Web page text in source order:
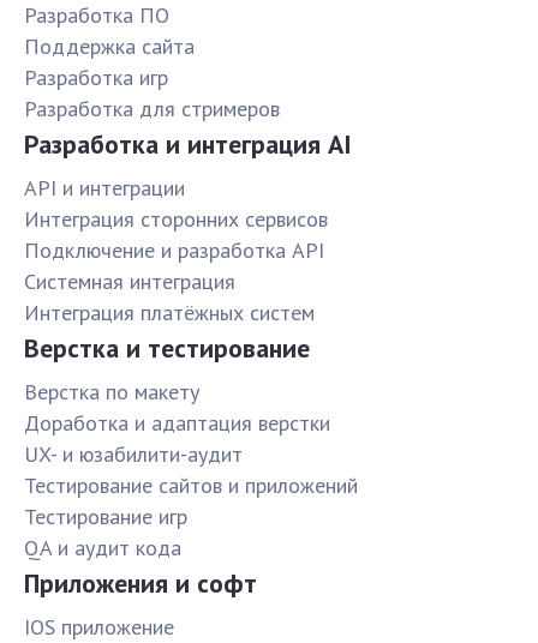
Разработка ПО
Поддержка сайта
Разработка игр
Разработка для стримеров
Разработка и интеграция AI
API и интеграции
Интеграция сторонних сервисов
Подключение и разработка API
Системная интеграция
Интеграция платёжных систем
Верстка и тестирование
Верстка по макету
Доработка и адаптация верстки
UX- и юзабилити-аудит
Тестирование сайтов и приложений
Тестирование игр
QA и аудит кода
Приложения и софт
IOS приложение